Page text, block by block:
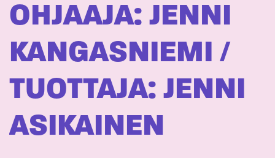
OHJAAJA: JENNI
KANGASNIEMI /
TUOTTAJA: JENNI
ASIKAINEN